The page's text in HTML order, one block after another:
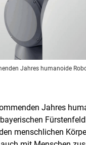
Jahres humanoide
Jahres
menschlichen